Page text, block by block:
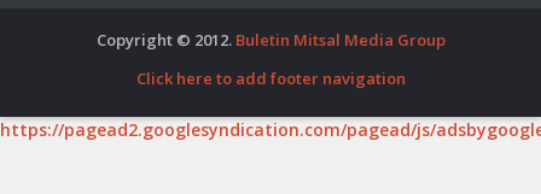
Copyright © 2012. Buletin Mitsal Media Group
Click here to add footer navigation
https://pagead2.googlesyndication.com/pagead/js/